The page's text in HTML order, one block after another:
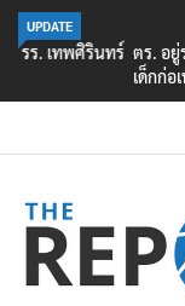
UPDATE
ตร. อยู่ระหว่างสอบสวน
เด็กก่อเหตุเครียดเรื่องเรี